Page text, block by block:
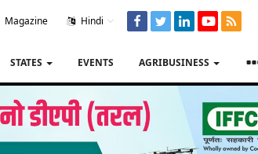
Magazine Hindi
STATES EVENTS AGRIBUSINESS